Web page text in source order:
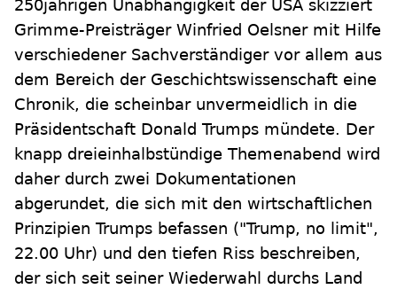
250jährigen Unabhängigkeit der USA skizziert
Grimme-Preisträger Winfried Oelsner mit Hilfe
verschiedener Sachverständiger vor allem aus
dem Bereich der Geschichtswissenschaft eine
Chronik, die scheinbar unvermeidlich in die
Präsidentschaft Donald Trumps mündete. Der
knapp dreieinhalbstündige Themenabend wird
daher durch zwei Dokumentationen
abgerundet, die sich mit den wirtschaftlichen
Prinzipien Trumps befassen ("Trump, no limit",
22.00 Uhr) und den tiefen Riss beschreiben,
der sich seit seiner Wiederwahl durchs Land